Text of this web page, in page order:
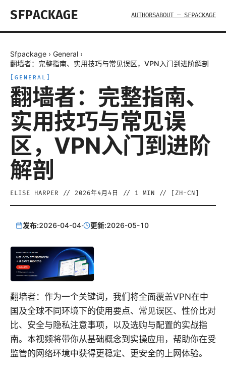
SFPACKAGE AUTHORSABOUT — SFPACKAGE
Sfpackage › General ›
翻墙者：完整指南、实用技巧与常见误区，VPN入门到进阶解剖
GENERAL
翻墙者：完整指南、
实用技巧与常见误
区，VPN入门到进阶
解剖
ELISE HARPER // 2026年4月4日 // 1 MIN // [ ZH-CN
发布:2026-04-04· 更新:2026-05-10
翻墙者：作为一个关键词，我们将全面覆盖VPN在中
国及全球不同环境下的使用要点、常见误区、性价比对
比、安全与隐私注意事项，以及选购与配置的实战指
南。本视频将带你从基础概念到实操应用，帮助你在受
监管的网络环境中获得更稳定、更安全的上网体验。